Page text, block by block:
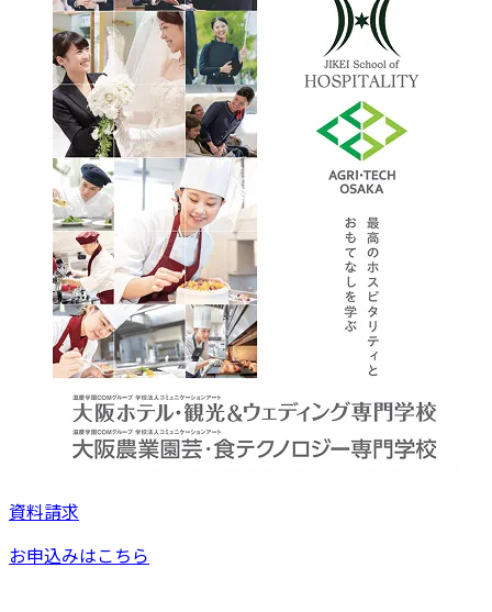
資料請求
お申込みはこちら